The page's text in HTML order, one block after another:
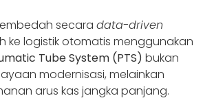
secara data-driven
ke logistik otomatis menggunakan
Tube System (PTS) bukan
modernisasi, melainkan
arus kas jangka panjang.